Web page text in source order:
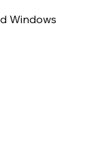
Windows